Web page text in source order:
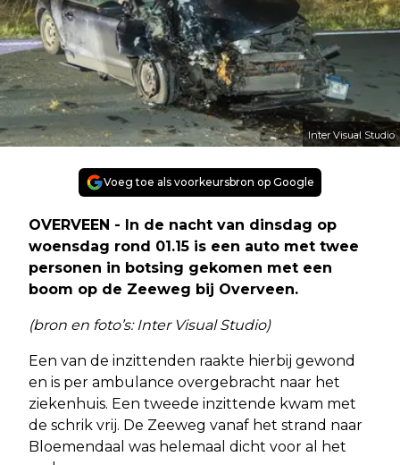
Inter Visual Studio
Voeg toe als voorkeursbron op Google
OVERVEEN - In de nacht van dinsdag op
woensdag rond 01.15 is een auto met twee
personen in botsing gekomen met een
boom op de Zeeweg bij Overveen.
(bron en foto’s: Inter Visual Studio)
Een van de inzittenden raakte hierbij gewond
en is per ambulance overgebracht naar het
ziekenhuis. Een tweede inzittende kwam met
de schrik vrij. De Zeeweg vanaf het strand naar
Bloemendaal was helemaal dicht voor al het